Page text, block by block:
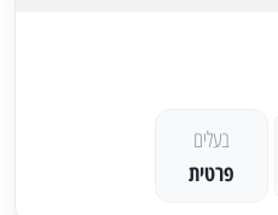
בעלים
פרטית